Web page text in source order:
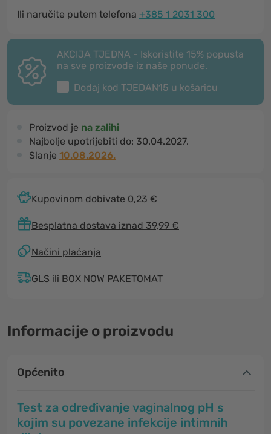
Ili naručite putem telefona +385 1 2031 300
AKCIJA TJEDNA - Iskoristite 15% popusta
na sve proizvode iz naše ponude.
Dodaj kod TJEDAN15 u košaricu
Proizvod je na zalihi
Najbolje upotrijebiti do: 30.04.2027.
Slanje 10.08.2026.
Kupovinom dobivate 0,23 €
Besplatna dostava iznad 39,99 €
Načini plaćanja
GLS ili BOX NOW PAKETOMAT
Informacije o proizvodu
Općenito
Test za određivanje vaginalnog pH s
kojim su povezane infekcije intimnih